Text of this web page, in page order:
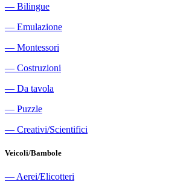
― Bilingue
― Emulazione
― Montessori
― Costruzioni
― Da tavola
― Puzzle
― Creativi/Scientifici
Veicoli/Bambole
― Aerei/Elicotteri